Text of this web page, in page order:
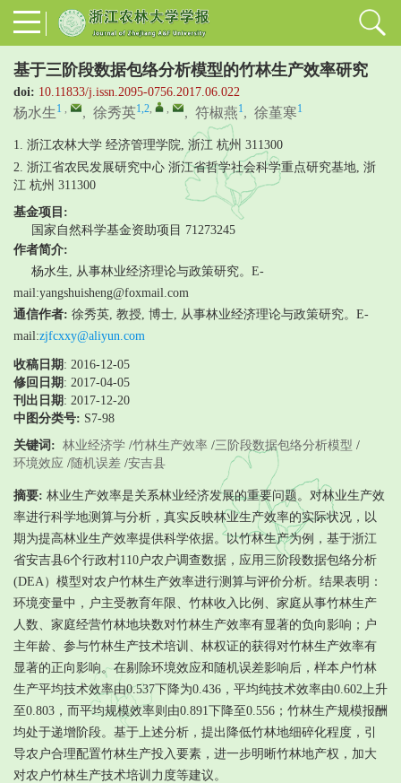
基于三阶段数据包络分析模型的竹林生产效率研究
doi: 10.11833/j.issn.2095-0756.2017.06.022
杨水生1 , , 徐秀英1,2, , , 符椒燕1, 徐堇寒1
1. 浙江农林大学 经济管理学院, 浙江 杭州 311300
2. 浙江省农民发展研究中心 浙江省哲学社会科学重点研究基地, 浙
江 杭州 311300
基金项目:
国家自然科学基金资助项目 71273245
作者简介:
杨水生, 从事林业经济理论与政策研究。E-
mail:yangshuisheng@foxmail.com
通信作者: 徐秀英, 教授, 博士, 从事林业经济理论与政策研究。E-
mail:zjfcxxy@aliyun.com
收稿日期 : 2016-12-05
修回日期 : 2017-04-05
刊出日期 : 2017-12-20
中图分类号: S7-98
关键词: 林业经济学 /竹林生产效率 /三阶段数据包络分析模型 /
环境效应 /随机误差 /安吉县
摘要: 林业生产效率是关系林业经济发展的重要问题。对林业生产效
率进行科学地测算与分析，真实反映林业生产效率的实际状况，以
期为提高林业生产效率提供科学依据。以竹林生产为例，基于浙江
省安吉县6个行政村110户农户调查数据，应用三阶段数据包络分析
(DEA）模型对农户竹林生产效率进行测算与评价分析。结果表明：
环境变量中，户主受教育年限、竹林收入比例、家庭从事竹林生产
人数、家庭经营竹林地块数对竹林生产效率有显著的负向影响；户
主年龄、参与竹林生产技术培训、林权证的获得对竹林生产效率有
显著的正向影响。在剔除环境效应和随机误差影响后，样本户竹林
生产平均技术效率由0.537下降为0.436，平均纯技术效率由0.602上升
至0.803，而平均规模效率则由0.891下降至0.556；竹林生产规模报酬
均处于递增阶段。基于上述分析，提出降低竹林地细碎化程度，引
导农户合理配置竹林生产投入要素，进一步明晰竹林地产权，加大
对农户竹林生产技术培训力度等建议。